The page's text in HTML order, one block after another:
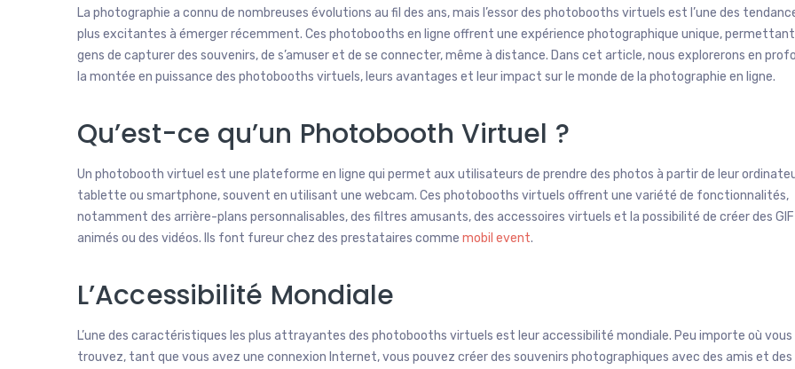
La photographie a connu de nombreuses évolutions au fil des ans, mais l’essor des photobooths virtuels est l’une des
plus excitantes à émerger récemment. Ces photobooths en ligne offrent une expérience photographique unique,
gens de capturer des souvenirs, de s’amuser et de se connecter, même à distance. Dans cet article, nous explorerons en
la montée en puissance des photobooths virtuels, leurs avantages et leur impact sur le monde de la photographie en ligne.
Qu’est-ce qu’un Photobooth Virtuel ?
Un photobooth virtuel est une plateforme en ligne qui permet aux utilisateurs de prendre des photos à partir de leur
tablette ou smartphone, souvent en utilisant une webcam. Ces photobooths virtuels offrent une variété de fonctionnalités,
notamment des arrière-plans personnalisables, des filtres amusants, des accessoires virtuels et la possibilité de créer des GIF
animés ou des vidéos. Ils font fureur chez des prestataires comme mobil event.
L’Accessibilité Mondiale
L’une des caractéristiques les plus attrayantes des photobooths virtuels est leur accessibilité mondiale. Peu importe où vous
trouvez, tant que vous avez une connexion Internet, vous pouvez créer des souvenirs photographiques avec des amis et des